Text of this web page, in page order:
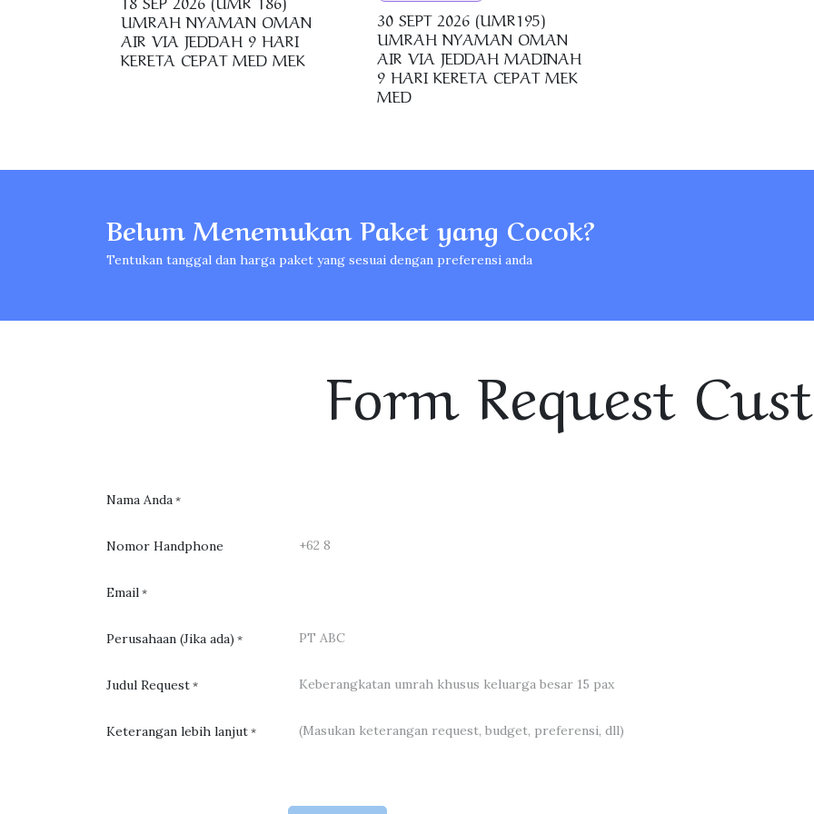
UMRAH NYAMAN OMAN
AIR VIA JEDDAH 9 HARI
KERETA CEPAT MED MEK
30 SEPT 2026 (UMR195)
UMRAH NYAMAN OMAN
AIR VIA JEDDAH MADINAH
9 HARI KERETA CEPAT MEK
MED
Belum Menemukan Paket yang Cocok?
Tentukan tanggal dan harga paket yang sesuai dengan preferensi anda
Form Request
Nama Anda *
Nomor Handphone
Email *
Perusahaan (Jika ada) *
Judul Request *
Keterangan lebih lanjut *